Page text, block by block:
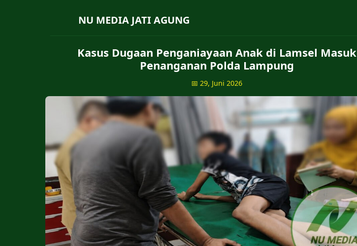
NU MEDIA JATI AGUNG
Kasus Dugaan Penganiayaan Anak di Lamsel Masuk
Penanganan Polda Lampung
📅 29, Juni 2026